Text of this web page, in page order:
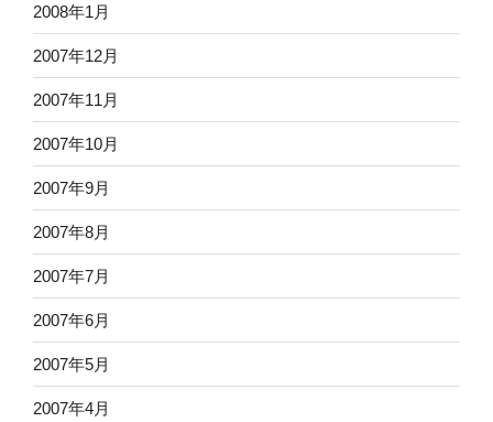
2008年1月
2007年12月
2007年11月
2007年10月
2007年9月
2007年8月
2007年7月
2007年6月
2007年5月
2007年4月